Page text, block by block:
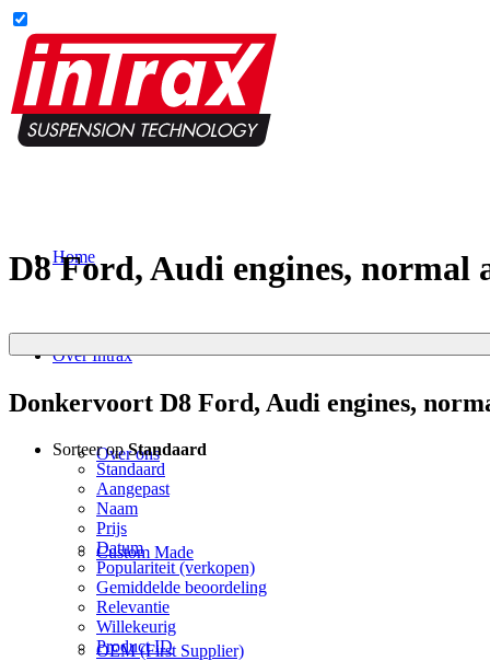
Home
Over Intrax
Over ons
Custom Made
OEM (First Supplier)
D8 Ford, Audi engines, normal
Donkervoort D8 Ford, Audi engines,
Sorteer opStandaard
Standaard
Aangepast
Naam
Prijs
Datum
Populariteit (verkopen)
Gemiddelde beoordeling
Relevantie
Willekeurig
Product ID